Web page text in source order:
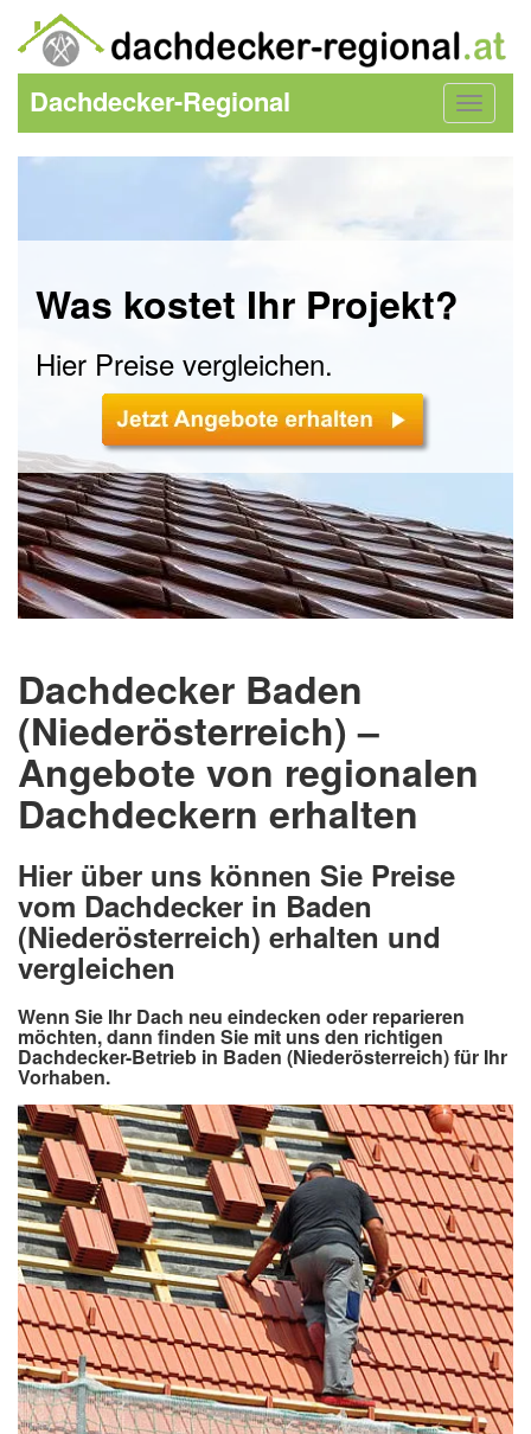
Toggle
Dachdecker-Regional
Was kostet Ihr Projekt?
Hier Preise vergleichen.
Dachdecker Baden
(Niederösterreich) –
Angebote von regionalen
Dachdeckern erhalten
Hier über uns können Sie Preise
vom Dachdecker in Baden
(Niederösterreich) erhalten und
vergleichen
Wenn Sie Ihr Dach neu eindecken oder reparieren
möchten, dann finden Sie mit uns den richtigen
Dachdecker-Betrieb in Baden (Niederösterreich) für Ihr
Vorhaben.